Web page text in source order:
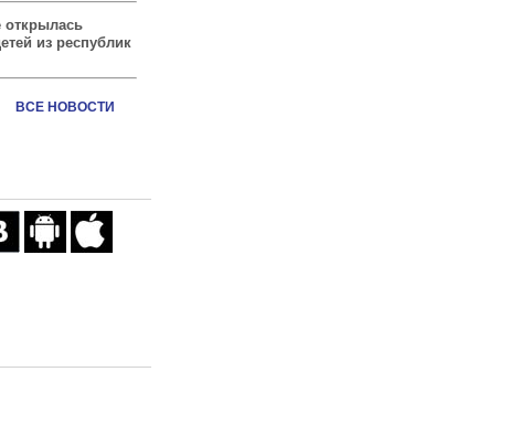
открылась
из республик
ВСЕ НОВОСТИ